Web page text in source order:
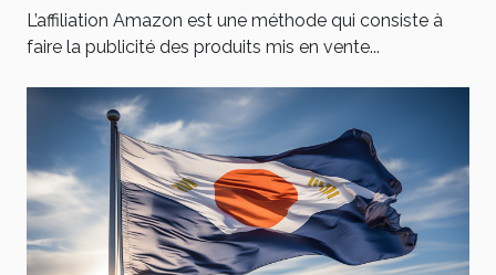
L’affiliation Amazon est une méthode qui consiste à
faire la publicité des produits mis en vente...